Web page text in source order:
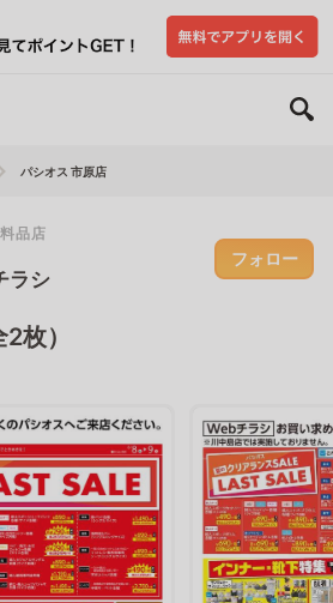
パシオス 市原店
品店
ラシ
フォロー
枚）